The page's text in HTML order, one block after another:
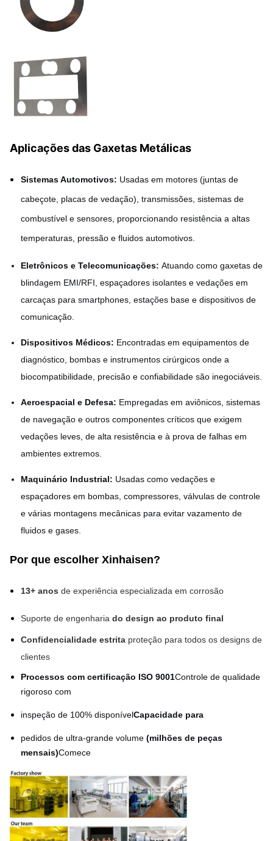
Aplicações das Gaxetas Metálicas
Sistemas Automotivos: Usadas em motores (juntas de
cabeçote, placas de vedação), transmissões, sistemas de
combustível e sensores, proporcionando resistência a altas
temperaturas, pressão e fluidos automotivos.
Eletrônicos e Telecomunicações: Atuando como gaxetas de
blindagem EMI/RFI, espaçadores isolantes e vedações em
carcaças para smartphones, estações base e dispositivos de
comunicação.
Dispositivos Médicos: Encontradas em equipamentos de
diagnóstico, bombas e instrumentos cirúrgicos onde a
biocompatibilidade, precisão e confiabilidade são inegociáveis.
Aeroespacial e Defesa: Empregadas em aviônicos, sistemas
de navegação e outros componentes críticos que exigem
vedações leves, de alta resistência e à prova de falhas em
ambientes extremos.
Maquinário Industrial: Usadas como vedações e
espaçadores em bombas, compressores, válvulas de controle
e várias montagens mecânicas para evitar vazamento de
fluidos e gases.
Por que escolher Xinhaisen?
13+ anos de experiência especializada em corrosão
Suporte de engenharia do design ao produto final
Confidencialidade estrita proteção para todos os designs de
clientes
Processos com certificação ISO 9001Controle de qualidade
rigoroso com
inspeção de 100% disponívelCapacidade para
pedidos de ultra-grande volume (milhões de peças
mensais)Comece